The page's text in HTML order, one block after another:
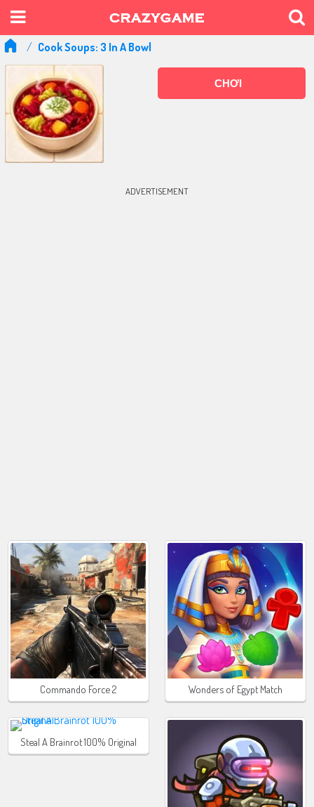
Cook Soups: 3 In A Bowl
CHƠI
ADVERTISEMENT
Commando Force 2 Wonders of Egypt Match
Steal A Brainrot 100% Original